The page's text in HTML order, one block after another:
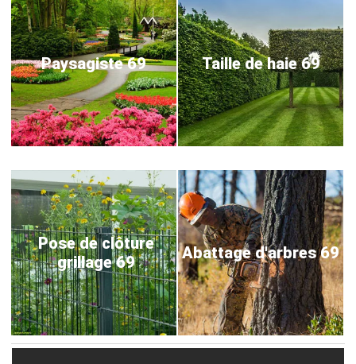
Paysagiste 69 Taille de haie 69
Pose de clôture
grillage 69
Abattage d'arbres 69